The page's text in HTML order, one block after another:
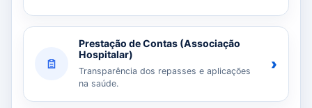
Prestação de Contas (Associação
Hospitalar)
Transparência dos repasses e aplicações
na saúde.
›